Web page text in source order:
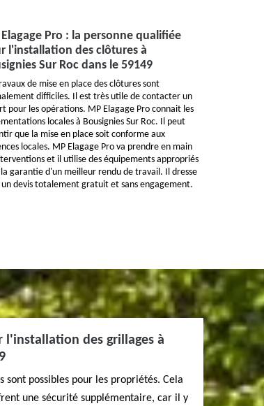
Pro : la personne qualifiée
l'installation des clôtures à
Sur Roc dans le 59149
de mise en place des clôtures sont
difficiles. Il est très utile de contacter un
pour les opérations. MP Elagage Pro connait les
locales à Bousignies Sur Roc. Il peut
que la mise en place soit conforme aux
locales. MP Elagage Pro va prendre en main
et il utilise des équipements appropriés
garantie d'un meilleur rendu de travail. Il dresse
un devis totalement gratuit et sans engagement.
l'installation des grillages à
sont possibles pour les propriétés. Cela
une sécurité supplémentaire, car il y